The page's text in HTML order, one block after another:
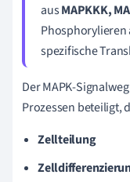
ausMAPKKK,
Phosphorylieren
spezifische
Der MAPK-
Prozessen beteiligt,
Zellteilung